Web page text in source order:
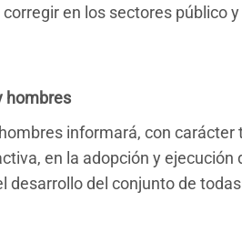
en los sectores público
hombres
informará, con
en la adopción y
desarrollo del conjunto de